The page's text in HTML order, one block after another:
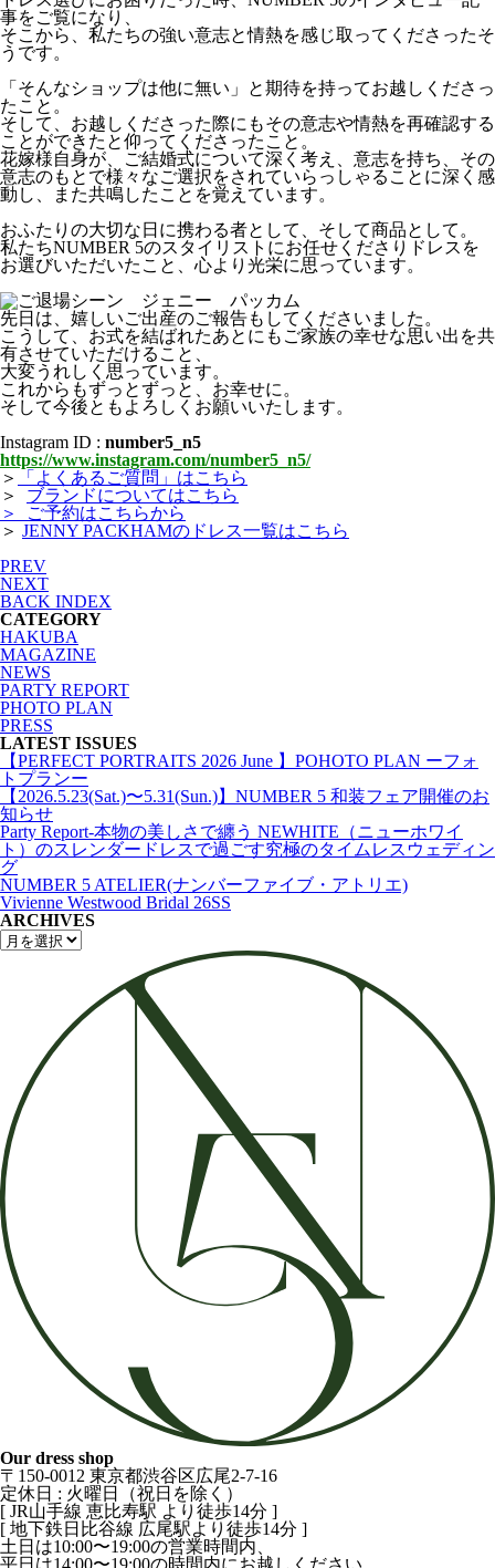
事をご覧になり、
そこから、私たちの強い意志と情熱を感じ取ってくださったそ
うです。
「そんなショップは他に無い」と期待を持ってお越しくださっ
たこと。
そして、お越しくださった際にもその意志や情熱を再確認する
ことができたと仰ってくださったこと。
花嫁様自身が、ご結婚式について深く考え、意志を持ち、その
意志のもとで様々なご選択をされていらっしゃることに深く感
動し、また共鳴したことを覚えています。
おふたりの大切な日に携わる者として、そして商品として。
私たちNUMBER 5のスタイリストにお任せくださりドレスを
お選びいただいたこと、心より光栄に思っています。
先日は、嬉しいご出産のご報告もしてくださいました。
こうして、お式を結ばれたあとにもご家族の幸せな思い出を共
有させていただけること、
大変うれしく思っています。
これからもずっとずっと、お幸せに。
そして今後ともよろしくお願いいたします。
Instagram ID : number5_n5
https://www.instagram.com/number5_n5/
＞
「よくあるご質問」はこちら
＞ ブランドについてはこちら
＞ ご予約はこちらから
＞ JENNY PACKHAMのドレス一覧はこちら
PREV
NEXT
BACK INDEX
CATEGORY
HAKUBA
MAGAZINE
NEWS
PARTY REPORT
PHOTO PLAN
PRESS
LATEST ISSUES
【PERFECT PORTRAITS 2026 June 】POHOTO PLAN ーフォ
トプランー
【2026.5.23(Sat.)〜5.31(Sun.)】NUMBER 5 和装フェア開催のお
知らせ
Party Report-本物の美しさで纏う NEWHITE（ニューホワイ
ト）のスレンダードレスで過ごす究極のタイムレスウェディン
グ
NUMBER 5 ATELIER(ナンバーファイブ・アトリエ)
Vivienne Westwood Bridal 26SS
ARCHIVES
Our dress shop
〒150-0012 東京都渋谷区広尾2-7-16
定休日 : 火曜日（祝日を除く）
[ JR山手線 恵比寿駅 より徒歩14分 ]
[ 地下鉄日比谷線 広尾駅より徒歩14分 ]
土日は10:00〜19:00の営業時間内、
平日は14:00〜19:00の時間内にお越しください。